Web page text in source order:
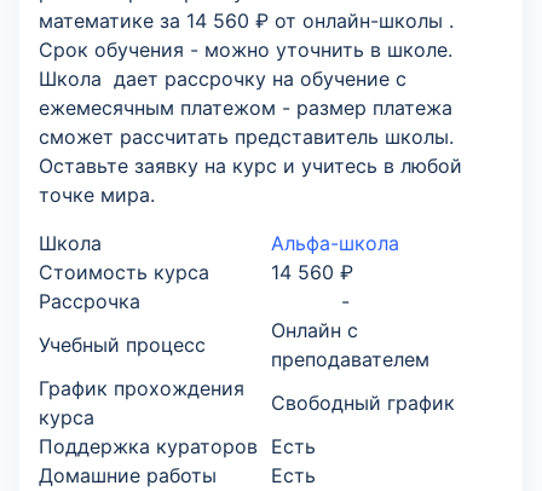
математике за 14 560 ₽ от онлайн-школы .
Срок обучения - можно уточнить в школе.
Школа дает рассрочку на обучение с
ежемесячным платежом - размер платежа
сможет рассчитать представитель школы.
Оставьте заявку на курс и учитесь в любой
точке мира.
Школа
Альфа-школа
Стоимость курса
14 560 ₽
Рассрочка
-
Учебный процесс
Онлайн с
преподавателем
График прохождения
курса
Свободный график
Поддержка кураторов Есть
Домашние работы
Есть